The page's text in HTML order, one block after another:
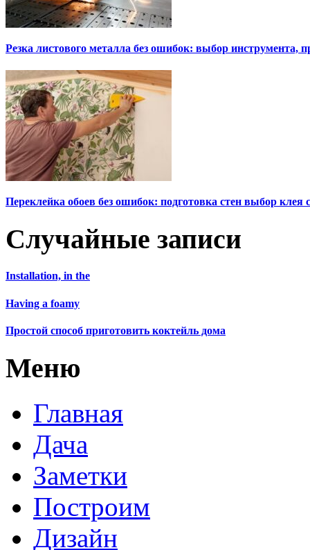
Резка листового металла без ошибок: выбор инструмента,
Переклейка обоев без ошибок: подготовка стен выбор клея
Случайные записи
Installation, in the
Having a foamy
Простой способ приготовить коктейль дома
Меню
Главная
Дача
Заметки
Построим
Дизайн